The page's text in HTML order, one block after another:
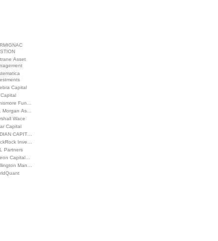
Asset
Capital
Fun…
Morgan As…
Wace
Capital
CAPIT…
Inve…
Partners
Capital…
Man…